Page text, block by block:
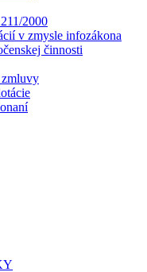
2000
v zmysle infozákona
činnosti
zmluvy